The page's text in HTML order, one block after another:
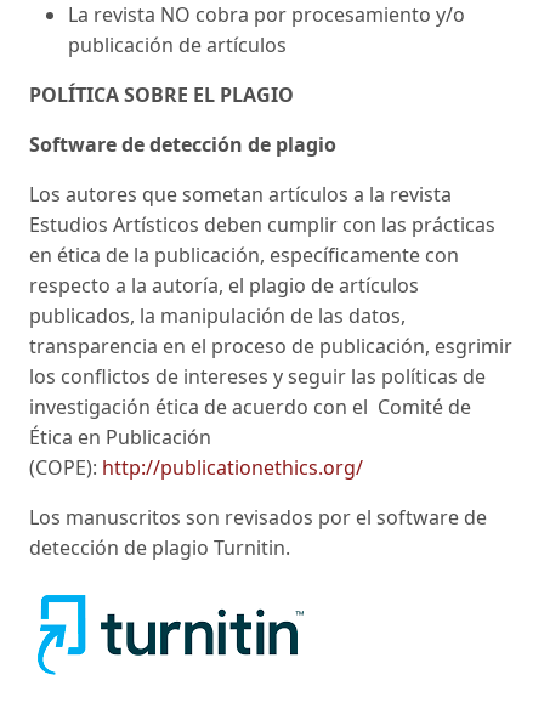
La revista NO cobra por procesamiento y/o
publicación de artículos
POLÍTICA SOBRE EL PLAGIO
Software de detección de plagio
Los autores que sometan artículos a la revista
Estudios Artísticos deben cumplir con las prácticas
en ética de la publicación, específicamente con
respecto a la autoría, el plagio de artículos
publicados, la manipulación de las datos,
transparencia en el proceso de publicación, esgrimir
los conflictos de intereses y seguir las políticas de
investigación ética de acuerdo con el Comité de
Ética en Publicación
(COPE): http://publicationethics.org/
Los manuscritos son revisados por el software de
detección de plagio Turnitin.